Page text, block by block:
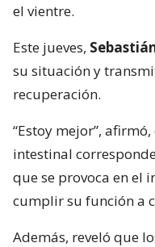
el vientre.
Este jueves,
su situación y
recuperación.
“Estoy mejor”,
intestinal
que se provoca en el
cumplir su función a
Además, reveló que